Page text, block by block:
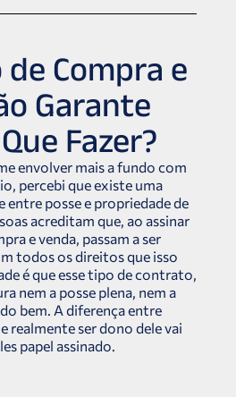
Compra e
Garante
Fazer?
envolver mais a fundo com
percebi que existe uma
posse e propriedade de
acreditam que, ao assinar
e venda, passam a ser
todos os direitos que isso
é que esse tipo de contrato,
nem a posse plena, nem a
bem. A diferença entre
realmente ser dono dele vai
papel assinado.